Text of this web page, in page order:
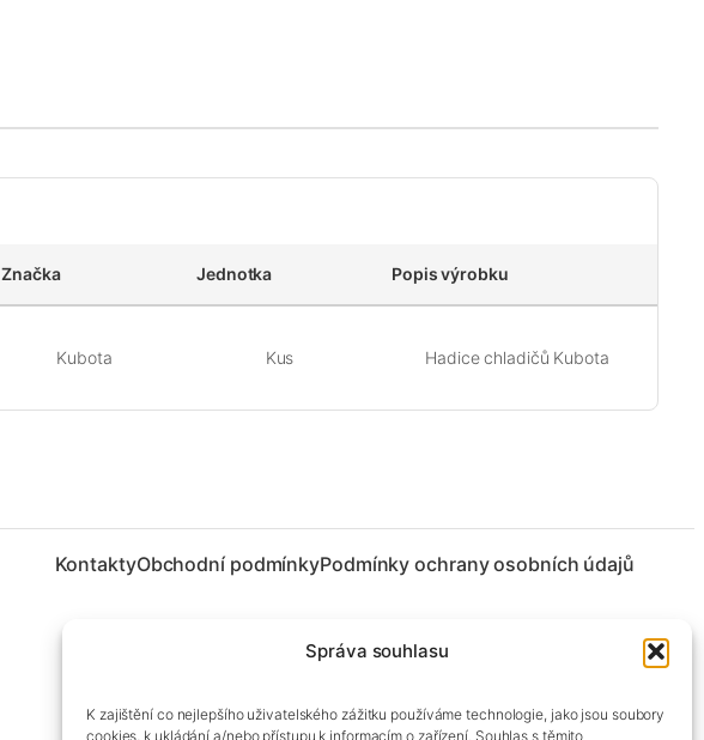
Správa souhlasu
K zajištění co nejlepšího uživatelského zážitku používáme technologie, jako jsou soubory
cookies, k ukládání a/nebo přístupu k informacím o zařízení. Souhlas s těmito
Značka Jednotka Popis výrobku
Kubota Kus Hadice chladičů Kubota
KontaktyObchodní podmínkyPodmínky ochrany osobních údajů